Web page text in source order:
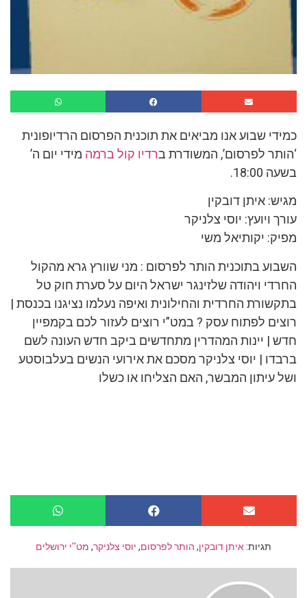
כמידי שבוע אנו מביאים את תוכנית הפרסום הרדיופונית
‘הותר לפרסום’, המשודרת ברדיו קול ברמה מידי יום ה’
בשעה 18:00.
מגיש: איתן דובקין
עורך ויועץ: יוסי צלניקר
מפיק: יקותיאל משי
השבוע בתוכנית הותר לפרסום : מני שוורץ גרא מהקול
החרדי ויהודה שלזינגר ישראל היום על סערת חוק טל
בתקשורת החרדית והחילונית ואיפה נעלמו נציגנו בכנסת |
רוצים לפתוח עסק ? במט”י רוצים לעזור לכם בקמפיין
חדש | יינות המהדרין מתחדשים ביקב חדש העונה לשם
ברבדו | יוסי צלניקר מסכם את אירועי הנשים בעלבוסטע
ושל עיתון המבשר, האם הצליחו או כשלו
תגיות: איתן דובקין, הותר לפרסום, יוסי צלניקר, מט''י ירושלים